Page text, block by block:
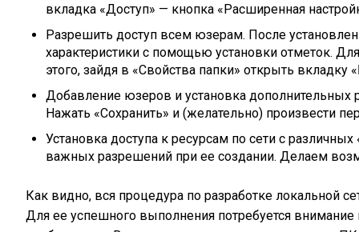
вкладка «Доступ» — кнопка «Расширенная
Разрешить доступ всем юзерам. После
характеристики с помощью установки отметок.
этого, зайдя в «Свойства папки» открыть
Добавление юзеров и установка дополнительных
Нажать «Сохранить» и (желательно) произвести
Установка доступа к ресурсам по сети с
важных разрешений при ее создании. Делаем
Как видно, вся процедура по разработке локальной
Для ее успешного выполнения потребуется